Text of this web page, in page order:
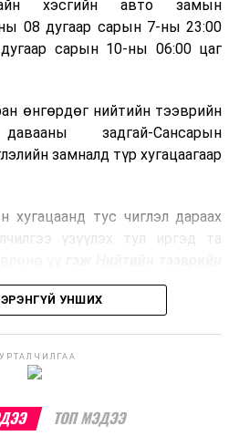
Нидерланд, Өмнөд Солонгос
шатаах технологийг ашиглаж
лаг шатаах үйлдвэрээс
сэргээн авах технологи
төвлөрсөн лаг
дулаан, цахилгаан
технологийг лагийн
хэсгийн авто замын
08 дугаар сарын 7-ны 23:00
сарын 10-ны 06:00 цаг
өнгөрдөг нийтийн тээврийн
задгай-Сансарын
замналд түр хугацаагаар
тус чиглэл дараах
үзүүлэх тул иргэд та
УНШИХ
ТОП МЭДЭЭ